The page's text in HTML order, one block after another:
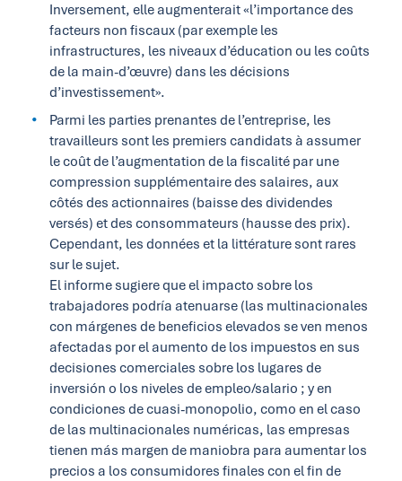
Inversement, elle augmenterait «l’importance des
facteurs non fiscaux (par exemple les
infrastructures, les niveaux d’éducation ou les coûts
de la main-d’œuvre) dans les décisions
d’investissement».
Parmi les parties prenantes de l’entreprise, les
travailleurs sont les premiers candidats à assumer
le coût de l’augmentation de la fiscalité par une
compression supplémentaire des salaires, aux
côtés des actionnaires (baisse des dividendes
versés) et des consommateurs (hausse des prix).
Cependant, les données et la littérature sont rares
sur le sujet.
El informe sugiere que el impacto sobre los
trabajadores podría atenuarse (las multinacionales
con márgenes de beneficios elevados se ven menos
afectadas por el aumento de los impuestos en sus
decisiones comerciales sobre los lugares de
inversión o los niveles de empleo/salario ; y en
condiciones de cuasi-monopolio, como en el caso
de las multinacionales numéricas, las empresas
tienen más margen de maniobra para aumentar los
precios a los consumidores finales con el fin de